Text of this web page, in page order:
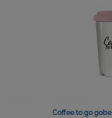
Coffee to go